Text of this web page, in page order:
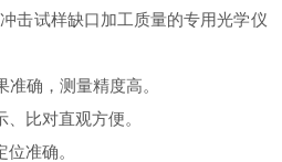
试样缺口加工质量的专用光学仪
确，测量精度高。
比对直观方便。
准确。